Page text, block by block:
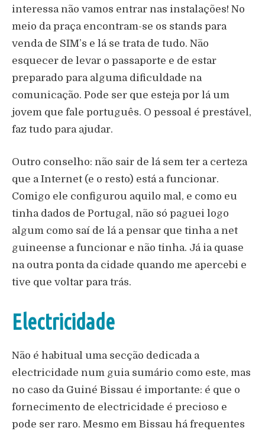
interessa não vamos entrar nas instalações! No
meio da praça encontram-se os stands para
venda de SIM’s e lá se trata de tudo. Não
esquecer de levar o passaporte e de estar
preparado para alguma dificuldade na
comunicação. Pode ser que esteja por lá um
jovem que fale português. O pessoal é prestável,
faz tudo para ajudar.
Outro conselho: não sair de lá sem ter a certeza
que a Internet (e o resto) está a funcionar.
Comigo ele configurou aquilo mal, e como eu
tinha dados de Portugal, não só paguei logo
algum como saí de lá a pensar que tinha a net
guineense a funcionar e não tinha. Já ia quase
na outra ponta da cidade quando me apercebi e
tive que voltar para trás.
Electricidade
Não é habitual uma secção dedicada a
electricidade num guia sumário como este, mas
no caso da Guiné Bissau é importante: é que o
fornecimento de electricidade é precioso e
pode ser raro. Mesmo em Bissau há frequentes